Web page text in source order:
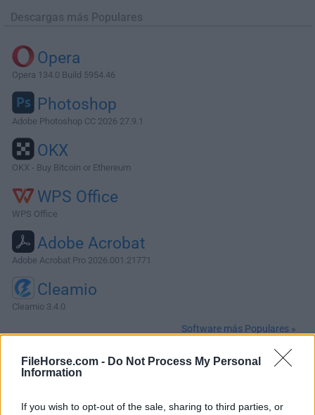
FileHorse.com - Do Not Process My Personal
Information
If you wish to opt-out of the sale, sharing to third parties, or
Descargas más Populares
Opera
Opera 134.0 Build 5954.46
Photoshop
Adobe Photoshop CC 2026 27.9.1
OKX
OKX - Buy Bitcoin or Ethereum
WPS Office
WPS Office
Adobe Acrobat
Adobe Acrobat Pro 2026.001.21771
Cleamio
Cleamio 3.4.0
Software más Populares »
Acerca de MacPilot